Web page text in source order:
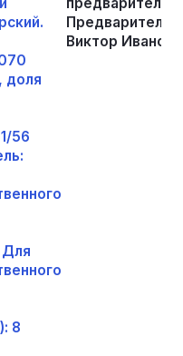
доля
56
Для
8
Виктор